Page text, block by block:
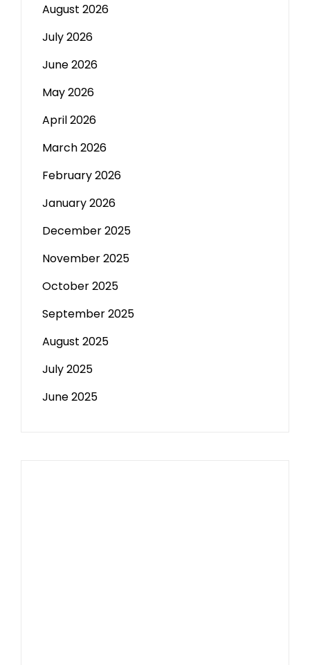
August 2026
July 2026
June 2026
May 2026
April 2026
March 2026
February 2026
January 2026
December 2025
November 2025
October 2025
September 2025
August 2025
July 2025
June 2025